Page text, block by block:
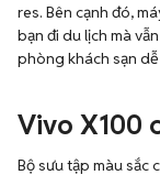
res. Bên cạnh đó,
bạn đi du lịch mà
phòng khách sạn
Vivo X100
Bộ sưu tập màu sắc